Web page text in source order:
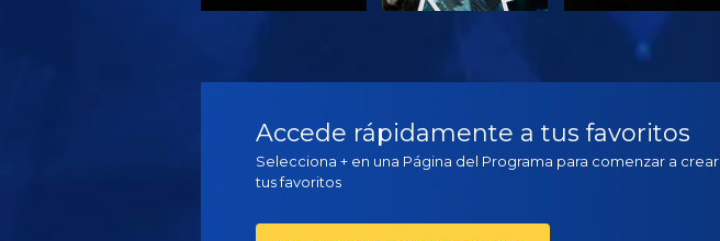
Accede rápidamente a tus favoritos
Selecciona + en una Página del Programa para comenzar a crear
tus favoritos